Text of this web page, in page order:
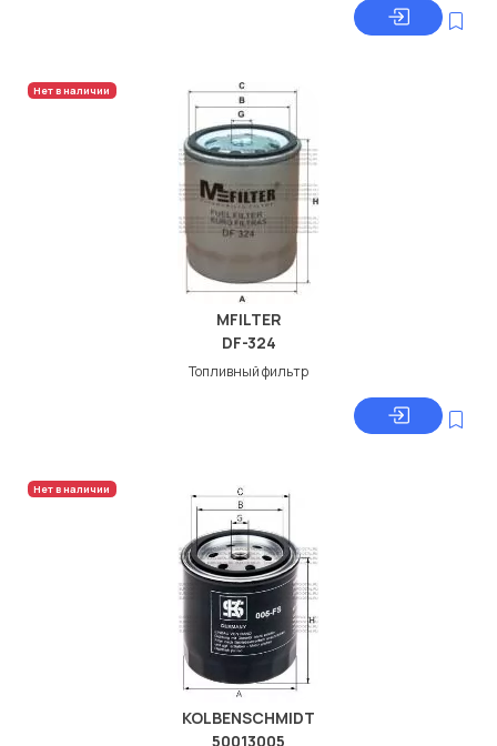
Нет в наличии
MFILTER
DF-324
Топливный фильтр
Нет в наличии
KOLBENSCHMIDT
50013005